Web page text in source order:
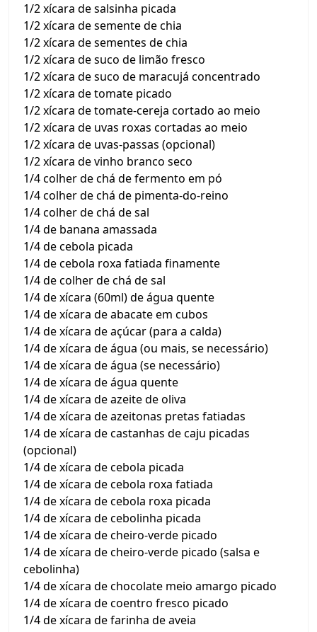
1/2 xícara de salsinha picada
1/2 xícara de semente de chia
1/2 xícara de sementes de chia
1/2 xícara de suco de limão fresco
1/2 xícara de suco de maracujá concentrado
1/2 xícara de tomate picado
1/2 xícara de tomate-cereja cortado ao meio
1/2 xícara de uvas roxas cortadas ao meio
1/2 xícara de uvas-passas (opcional)
1/2 xícara de vinho branco seco
1/4 colher de chá de fermento em pó
1/4 colher de chá de pimenta-do-reino
1/4 colher de chá de sal
1/4 de banana amassada
1/4 de cebola picada
1/4 de cebola roxa fatiada finamente
1/4 de colher de chá de sal
1/4 de xícara (60ml) de água quente
1/4 de xícara de abacate em cubos
1/4 de xícara de açúcar (para a calda)
1/4 de xícara de água (ou mais, se necessário)
1/4 de xícara de água (se necessário)
1/4 de xícara de água quente
1/4 de xícara de azeite de oliva
1/4 de xícara de azeitonas pretas fatiadas
1/4 de xícara de castanhas de caju picadas
(opcional)
1/4 de xícara de cebola picada
1/4 de xícara de cebola roxa fatiada
1/4 de xícara de cebola roxa picada
1/4 de xícara de cebolinha picada
1/4 de xícara de cheiro-verde picado
1/4 de xícara de cheiro-verde picado (salsa e
cebolinha)
1/4 de xícara de chocolate meio amargo picado
1/4 de xícara de coentro fresco picado
1/4 de xícara de farinha de aveia